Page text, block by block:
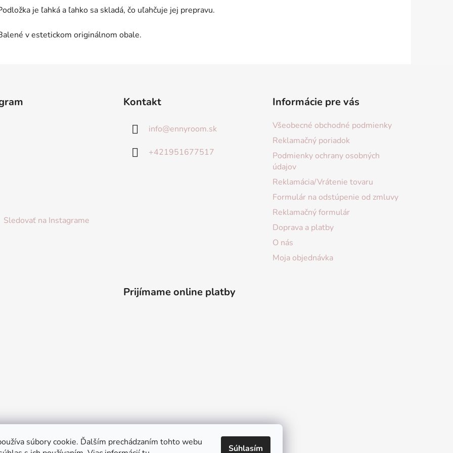
súbory cookie. Ďalším prechádzaním tohto webu
Súhlasím
je ľahká a ľahko sa skladá, čo uľahčuje jej prepravu.
v estetickom originálnom obale.
Sledovať na Instagrame
Kontakt
info@ennyroom.sk
+421951677517
Informácie pre vás
Všeobecné obchodné podmienky
Reklamačný poriadok
Podmienky ochrany osobných
údajov
Reklamácia/Vrátenie tovaru
Formulár na odstúpenie od zmluvy
Reklamačný formulár
Doprava a platby
O nás
Moja objednávka
Prijímame online platby